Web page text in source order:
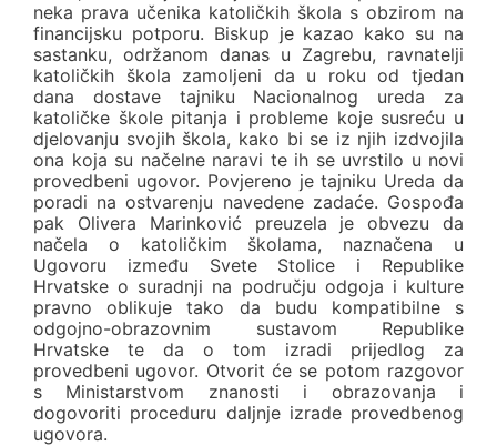
neka prava učenika katoličkih škola s obzirom na
financijsku potporu. Biskup je kazao kako su na
sastanku, održanom danas u Zagrebu, ravnatelji
katoličkih škola zamoljeni da u roku od tjedan
dana dostave tajniku Nacionalnog ureda za
katoličke škole pitanja i probleme koje susreću u
djelovanju svojih škola, kako bi se iz njih izdvojila
ona koja su načelne naravi te ih se uvrstilo u novi
provedbeni ugovor. Povjereno je tajniku Ureda da
poradi na ostvarenju navedene zadaće. Gospođa
pak Olivera Marinković preuzela je obvezu da
načela o katoličkim školama, naznačena u
Ugovoru između Svete Stolice i Republike
Hrvatske o suradnji na području odgoja i kulture
pravno oblikuje tako da budu kompatibilne s
odgojno-obrazovnim sustavom Republike
Hrvatske te da o tom izradi prijedlog za
provedbeni ugovor. Otvorit će se potom razgovor
s Ministarstvom znanosti i obrazovanja i
dogovoriti proceduru daljnje izrade provedbenog
ugovora.